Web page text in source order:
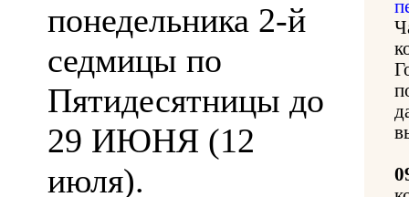
понедельника 2-й
седмицы по
Пятидесятницы до
29 ИЮНЯ (12
июля).